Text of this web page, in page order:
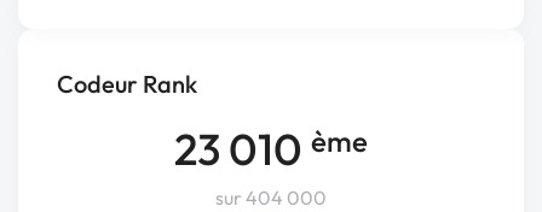
Codeur Rank
23 010 ème
sur 404 000